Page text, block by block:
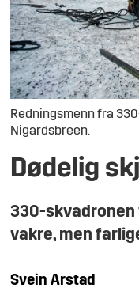
Redningsmenn fra
Nigardsbreen.
Dødelig
330-skvadronen
vakre, men
Svein Arstad